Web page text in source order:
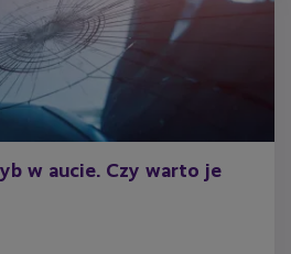
w aucie. Czy warto je